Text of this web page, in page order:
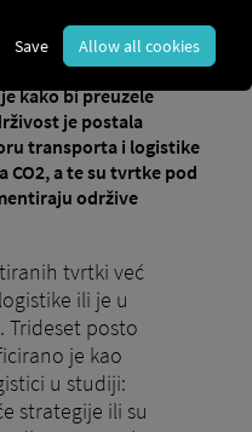
mnoge tvrtke su je
kako bi preuzele
je postala
transporta i logistike
CO2, a te su tvrtke pod
održive
tvrtki već
ili je u
Trideset posto
je kao
u studiji:
strategije ili su
Save Allow all cookies